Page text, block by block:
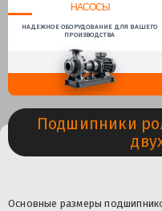
НАСОСЫ
НАДЕЖНОЕ ОБОРУДОВАНИЕ ДЛЯ ВАШЕГО
ПРОИЗВОДСТВА
Подшипники
Основные размеры